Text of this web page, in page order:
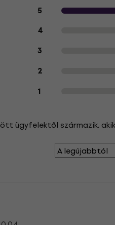
Vásárlói
5
4
3
2
1
ügyfelektől származik,